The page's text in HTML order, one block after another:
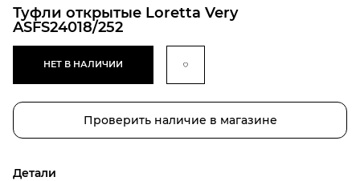
Туфли открытые Loretta Very
ASFS24018/252
НЕТ В НАЛИЧИИ
Проверить наличие в магазине
Детали